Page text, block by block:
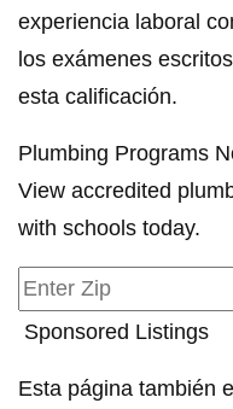
experiencia laboral
los exámenes
esta calificación.
Plumbing Programs
View accredited
with schools today.
Sponsored Listings
Esta página también